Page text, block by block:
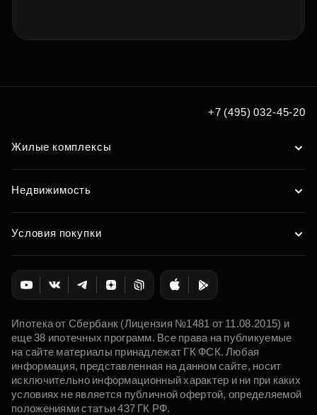
+7 (495) 032-45-20
Жилые комплексы
Недвижимость
Условия покупки
Ипотека от Сбербанк (Лицензия №1481 от 11.08.2015) и
еще 38 ипотечных программ. Все права на публикуемые
на сайте материалы принадлежат ГК ФСК. Любая
информация, представленная на данном сайте, носит
исключительно информационный характер и ни при каких
условиях не является публичной офертой, определяемой
положениями статьи 437 ГК РФ.